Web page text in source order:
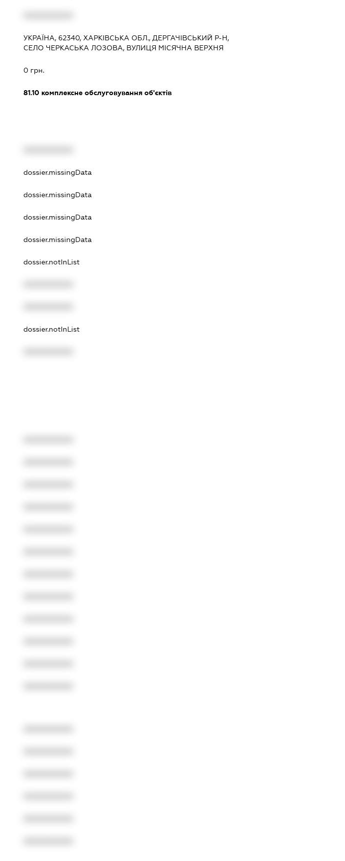
УКРАЇНА, 62340, ХАРКІВСЬКА ОБЛ., ДЕРГАЧІВСЬКИЙ Р-Н,
СЕЛО ЧЕРКАСЬКА ЛОЗОВА, ВУЛИЦЯ МІСЯЧНА ВЕРХНЯ
0 грн.
81.10комплексне обслуговування об'єктів
dossier.missingData
dossier.missingData
dossier.missingData
dossier.missingData
dossier.notInList
dossier.notInList